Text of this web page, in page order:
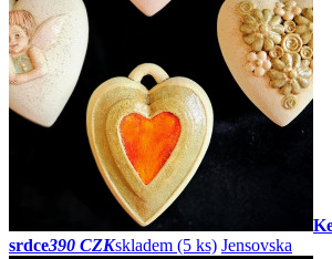
srdce390 CZKskladem (5 ks) Jensovska